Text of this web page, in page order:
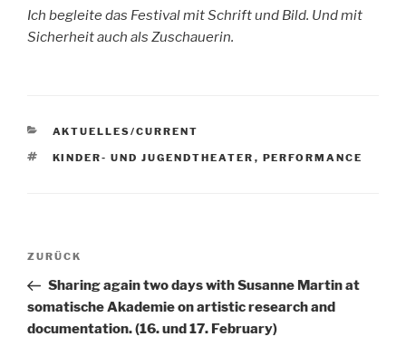
Ich begleite das Festival mit Schrift und Bild. Und mit
Sicherheit auch als Zuschauerin.
KATEGORIEN
AKTUELLES/CURRENT
SCHLAGWÖRTER
KINDER- UND JUGENDTHEATER , PERFORMANCE
Beitragsnavigation
Vorheriger
Beitrag
ZURÜCK
Sharing again two days with Susanne Martin at
somatische Akademie on artistic research and
documentation. (16. und 17. February)